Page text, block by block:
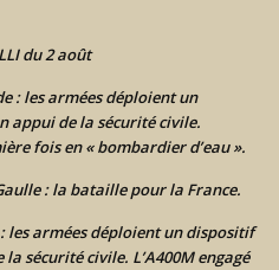
du 2 août
: les armées déploient un
appui de la sécurité civile.
fois en « bombardier d’eau ».
: la bataille pour la France.
les armées déploient un dispositif
sécurité civile. L’A400M engagé